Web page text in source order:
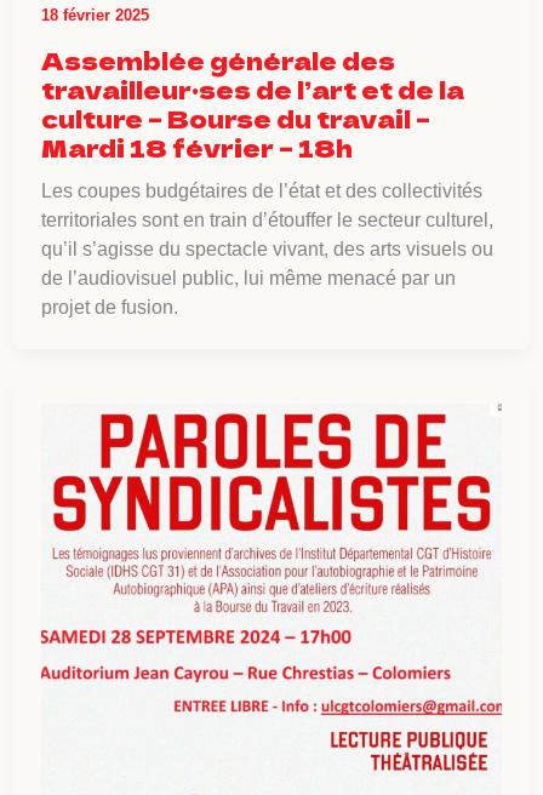
18 février 2025
Assemblée générale des
travailleur·ses de l’art et de la
culture – Bourse du travail –
Mardi 18 février – 18h
Les coupes budgétaires de l’état et des collectivités
territoriales sont en train d’étouffer le secteur culturel,
qu’il s’agisse du spectacle vivant, des arts visuels ou
de l’audiovisuel public, lui même menacé par un
projet de fusion.